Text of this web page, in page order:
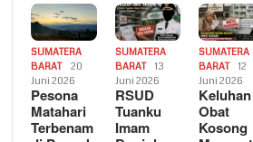
SUMATERA
BARAT
20
Juni 2026
Pesona
Matahari
Terbenam
SUMATERA
BARAT
13
Juni 2026
RSUD
Tuanku
Imam
SUMATERA
BARAT
12
Juni 2026
Keluhan
Obat
Kosong